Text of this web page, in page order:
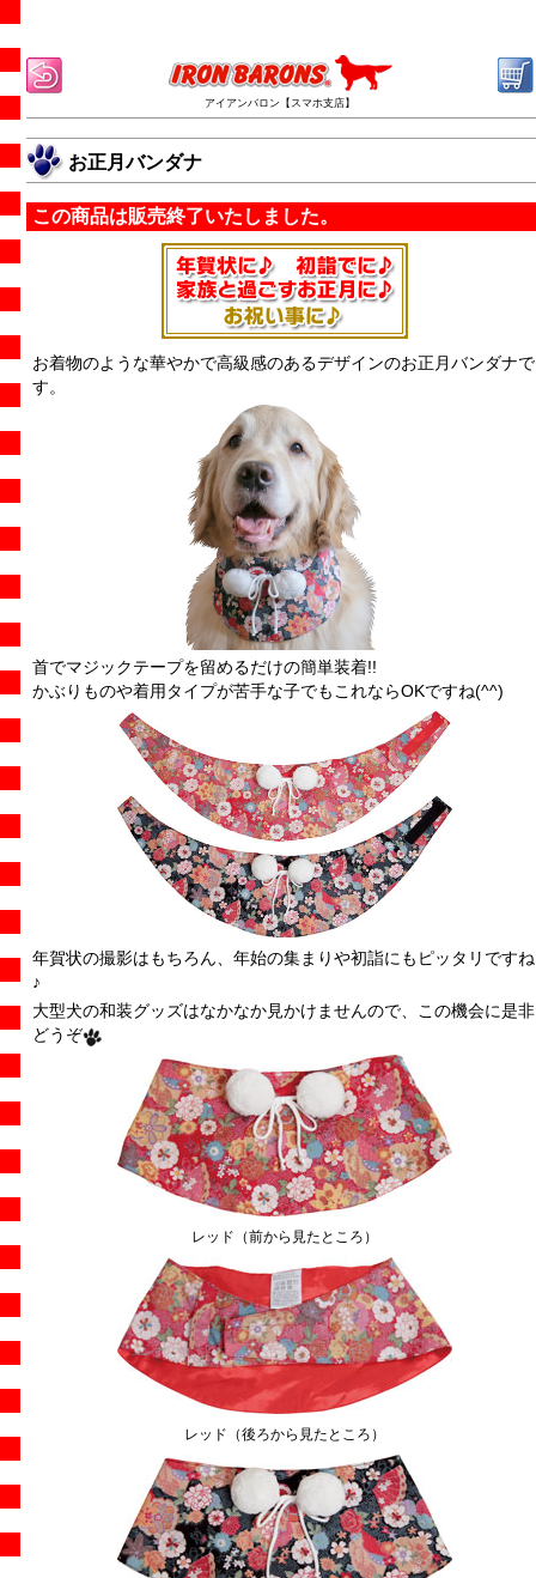
アイアンバロン【スマホ支店】
お正月バンダナ
この商品は販売終了いたしました。
お着物のような華やかで高級感のあるデザインのお正月バンダナで
す。
首でマジックテープを留めるだけの簡単装着!!
かぶりものや着用タイプが苦手な子でもこれならOKですね(^^)
年賀状の撮影はもちろん、年始の集まりや初詣にもピッタリですね
♪
大型犬の和装グッズはなかなか見かけませんので、この機会に是非
どうぞ
レッド（前から見たところ）
レッド（後ろから見たところ）